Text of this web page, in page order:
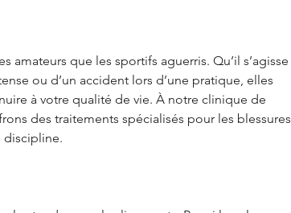
amateurs que les sportifs aguerris. Qu’il s’agisse
ou d’un accident lors d’une pratique, elles
à votre qualité de vie. À notre clinique de
des traitements spécialisés pour les blessures
discipline.